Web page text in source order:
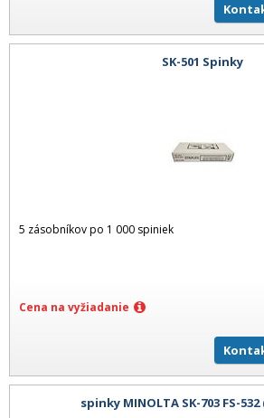
SK-501 Spinky
5 zásobníkov po 1 000 spiniek
Cena na vyžiadanie
spinky MINOLTA SK-703 FS-532